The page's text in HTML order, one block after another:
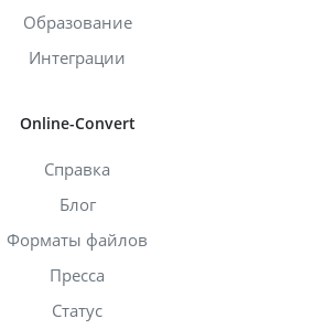
Образование
Интеграции
Online-Convert
Справка
Блог
Форматы файлов
Пресса
Статус